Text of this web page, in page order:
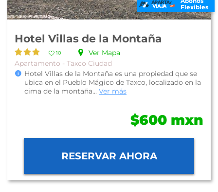
Flexibles
Hotel Villas de la Montaña
10
Ver Mapa
Apartamento - Taxco Ciudad
Hotel Villas de la Montaña es una propiedad que se
ubica en el Pueblo Mágico de Taxco, localizado en la
cima de la montaña... Ver más
$600 mxn
RESERVAR AHORA